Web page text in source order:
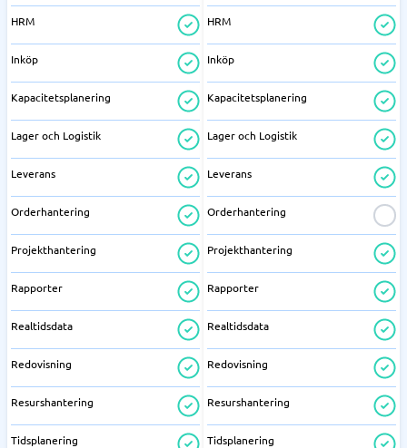
HRM
Inköp
Kapacitetsplanering
Lager och Logistik
Leverans
Orderhantering
Projekthantering
Rapporter
Realtidsdata
Redovisning
Resurshantering
Tidsplanering
HRM
Inköp
Kapacitetsplanering
Lager och Logistik
Leverans
Orderhantering
Projekthantering
Rapporter
Realtidsdata
Redovisning
Resurshantering
Tidsplanering